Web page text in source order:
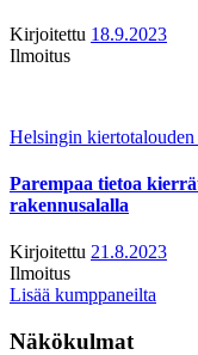
Kirjoitettu 18.9.2023
Ilmoitus
Helsingin
Parempaa tietoa
rakennusalalla
Kirjoitettu 21.8.2023
Ilmoitus
Lisää kumppaneilta
Näkökulmat